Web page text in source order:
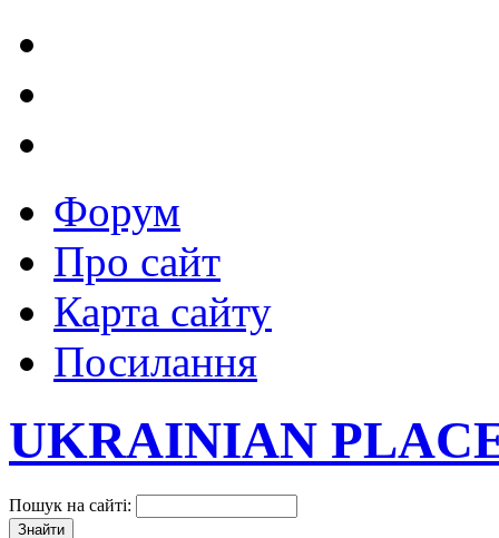
Форум
Про сайт
Карта сайту
Посилання
UKRAINIAN
Пошук на сайті: